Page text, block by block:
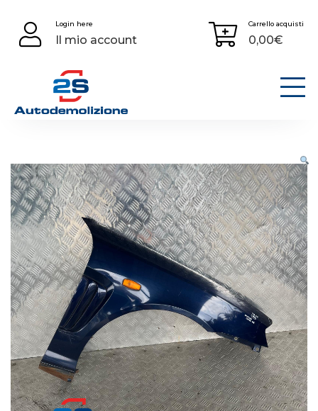
content
Login here
Il mio account
Carrello acquisti
0,00€